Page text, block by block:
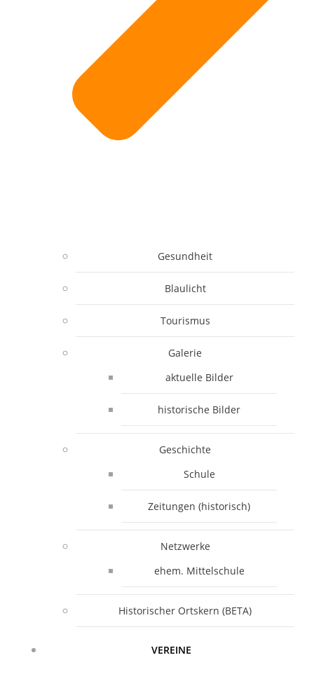
Gesundheit
Blaulicht
Tourismus
Galerie
aktuelle Bilder
historische Bilder
Geschichte
Schule
Zeitungen (historisch)
Netzwerke
ehem. Mittelschule
Historischer Ortskern (BETA)
VEREINE